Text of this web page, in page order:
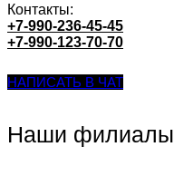
Контакты:
+7-990-236-45-45
+7-990-123-70-70
НАПИСАТЬ В ЧАТ
Наши филиалы